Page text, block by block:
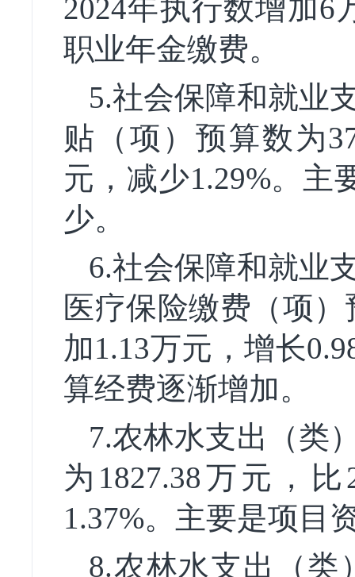
2024年执行数增加6
职业年金缴费。
5.社会保障和就业
贴（项）预算数为
元，减少1.29%。主
少。
6.社会保障和就业
医疗保险缴费（项
加1.13万元，增长
算经费逐渐增加。
7.农林水支出（类
为1827.38万元，
1.37%。主要是项目
8.农林水支出（类